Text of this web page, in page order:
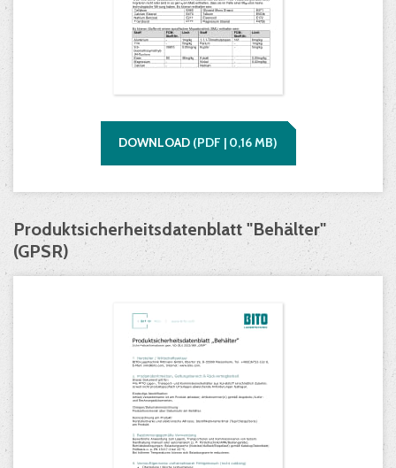
DOWNLOAD (PDF | 0,16MB)
Produktsicherheitsdatenblatt "Behälter"
(GPSR)